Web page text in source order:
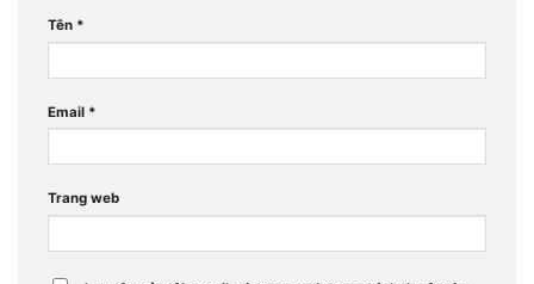
Tên *
Email *
Trang web